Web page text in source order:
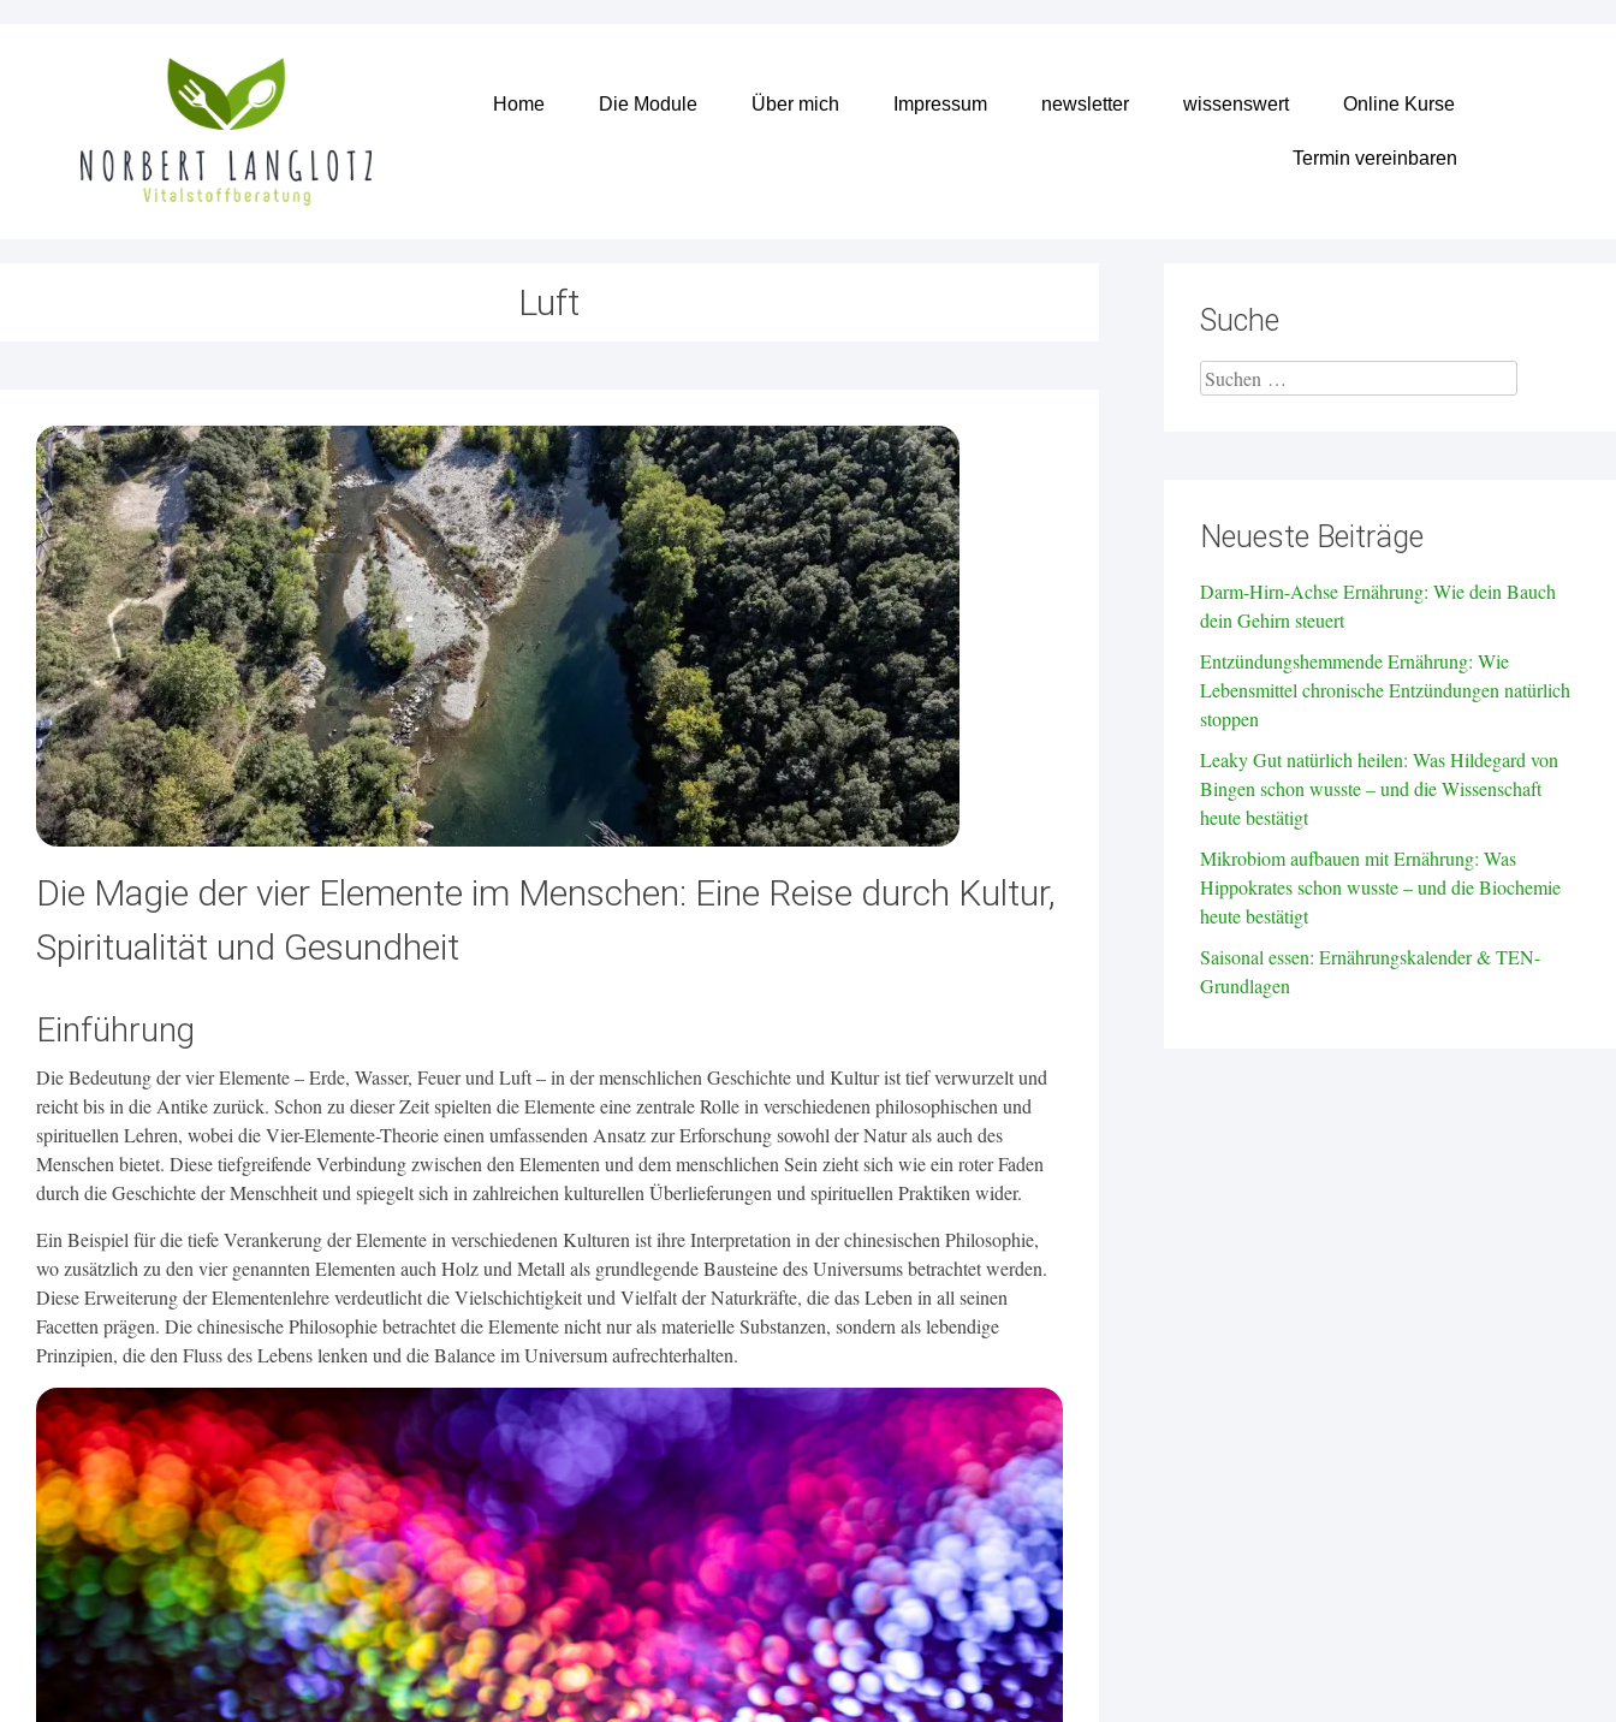
Home Die Module Über mich Impressum newsletter wissenswert Online Kurse
Termin vereinbaren
Luft
Die Magie der vier Elemente im Menschen: Eine Reise durch Kultur,
Spiritualität und Gesundheit
Einführung
Die Bedeutung der vier Elemente – Erde, Wasser, Feuer und Luft – in der menschlichen Geschichte und Kultur ist tief verwurzelt und
reicht bis in die Antike zurück. Schon zu dieser Zeit spielten die Elemente eine zentrale Rolle in verschiedenen philosophischen und
spirituellen Lehren, wobei die Vier-Elemente-Theorie einen umfassenden Ansatz zur Erforschung sowohl der Natur als auch des
Menschen bietet. Diese tiefgreifende Verbindung zwischen den Elementen und dem menschlichen Sein zieht sich wie ein roter Faden
durch die Geschichte der Menschheit und spiegelt sich in zahlreichen kulturellen Überlieferungen und spirituellen Praktiken wider.
Ein Beispiel für die tiefe Verankerung der Elemente in verschiedenen Kulturen ist ihre Interpretation in der chinesischen Philosophie,
wo zusätzlich zu den vier genannten Elementen auch Holz und Metall als grundlegende Bausteine des Universums betrachtet werden.
Diese Erweiterung der Elementenlehre verdeutlicht die Vielschichtigkeit und Vielfalt der Naturkräfte, die das Leben in all seinen
Facetten prägen. Die chinesische Philosophie betrachtet die Elemente nicht nur als materielle Substanzen, sondern als lebendige
Prinzipien, die den Fluss des Lebens lenken und die Balance im Universum aufrechterhalten.
Suche
Neueste Beiträge
Darm-Hirn-Achse Ernährung: Wie dein Bauch
dein Gehirn steuert
Entzündungshemmende Ernährung: Wie
Lebensmittel chronische Entzündungen natürlich
stoppen
Leaky Gut natürlich heilen: Was Hildegard von
Bingen schon wusste – und die Wissenschaft
heute bestätigt
Mikrobiom aufbauen mit Ernährung: Was
Hippokrates schon wusste – und die Biochemie
heute bestätigt
Saisonal essen: Ernährungskalender & TEN-
Grundlagen